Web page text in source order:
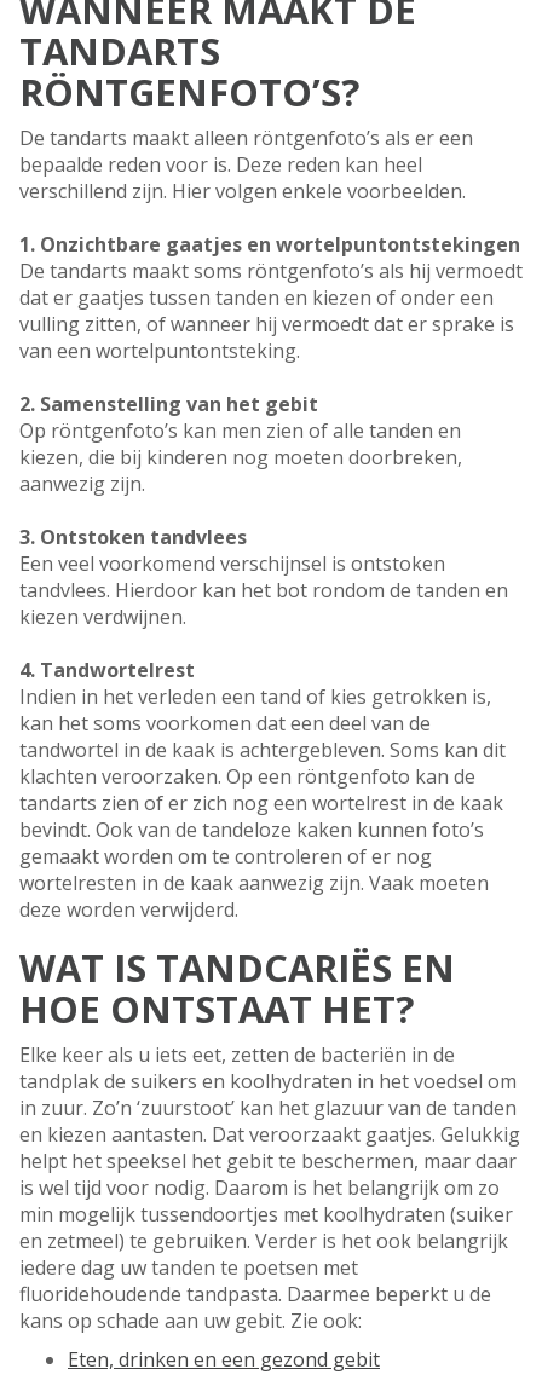
TANDARTS
RÖNTGENFOTO’S?
De tandarts maakt alleen röntgenfoto’s als er een
bepaalde reden voor is. Deze reden kan heel
verschillend zijn. Hier volgen enkele voorbeelden.
1. Onzichtbare gaatjes en wortelpuntontstekingen
De tandarts maakt soms röntgenfoto’s als hij vermoedt
dat er gaatjes tussen tanden en kiezen of onder een
vulling zitten, of wanneer hij vermoedt dat er sprake is
van een wortelpuntontsteking.
2. Samenstelling van het gebit
Op röntgenfoto’s kan men zien of alle tanden en
kiezen, die bij kinderen nog moeten doorbreken,
aanwezig zijn.
3. Ontstoken tandvlees
Een veel voorkomend verschijnsel is ontstoken
tandvlees. Hierdoor kan het bot rondom de tanden en
kiezen verdwijnen.
4. Tandwortelrest
Indien in het verleden een tand of kies getrokken is,
kan het soms voorkomen dat een deel van de
tandwortel in de kaak is achtergebleven. Soms kan dit
klachten veroorzaken. Op een röntgenfoto kan de
tandarts zien of er zich nog een wortelrest in de kaak
bevindt. Ook van de tandeloze kaken kunnen foto’s
gemaakt worden om te controleren of er nog
wortelresten in de kaak aanwezig zijn. Vaak moeten
deze worden verwijderd.
WAT IS TANDCARIËS EN
HOE ONTSTAAT HET?
Elke keer als u iets eet, zetten de bacteriën in de
tandplak de suikers en koolhydraten in het voedsel om
in zuur. Zo’n ‘zuurstoot’ kan het glazuur van de tanden
en kiezen aan­tasten. Dat veroorzaakt gaatjes. Gelukkig
helpt het speeksel het gebit te beschermen, maar daar
is wel tijd voor nodig. Daarom is het belangrijk om zo
min mogelijk tussen­doortjes met koolhydraten (suiker
en zetmeel) te gebruiken. Verder is het ook belangrijk
iedere dag uw tanden te poetsen met
fluoridehoudende tandpasta. Daarmee beperkt u de
kans op schade aan uw gebit. Zie ook:
Eten, drinken en een gezond gebit